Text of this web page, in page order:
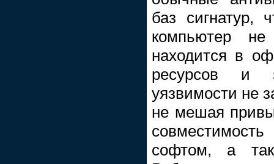
баз сигнатур,
компьютер
находится в
ресурсов и
уязвимости не
не мешая
софтом, а